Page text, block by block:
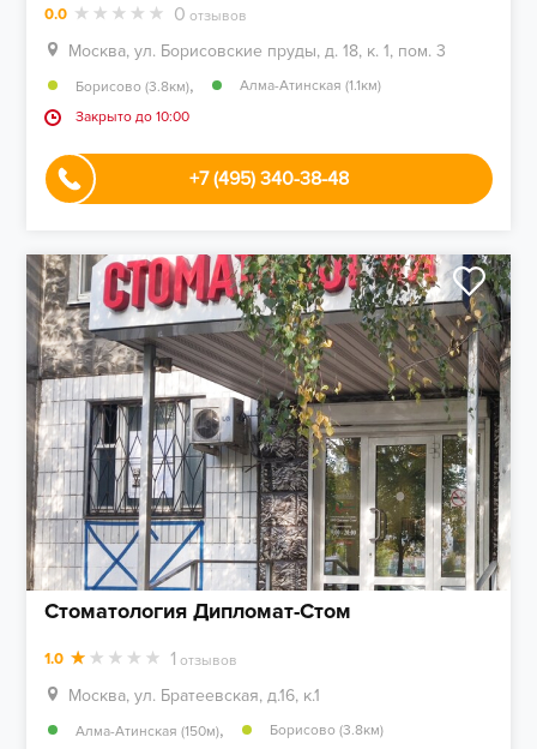
0.0 0 отзывов
Москва, ул. Борисовские пруды, д. 18, к. 1, пом. 3
Борисово (3.8км),
Алма-Атинская (1.1км)
Закрыто до 10:00
+7 (495) 340-38-48
Стоматология Дипломат-Стом
1.0 1 отзывов
Москва, ул. Братеевская, д.16, к.1
Алма-Атинская (150м), Борисово (3.8км)